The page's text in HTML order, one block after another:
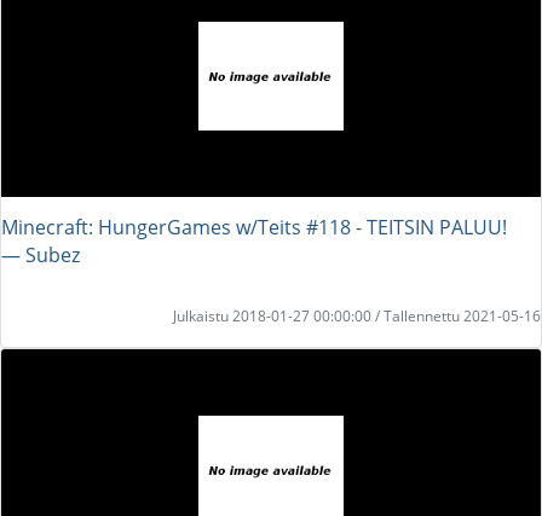
Minecraft: HungerGames w/Teits #118 - TEITSIN PALUU!
― Subez
Julkaistu 2018-01-27 00:00:00 / Tallennettu 2021-05-16